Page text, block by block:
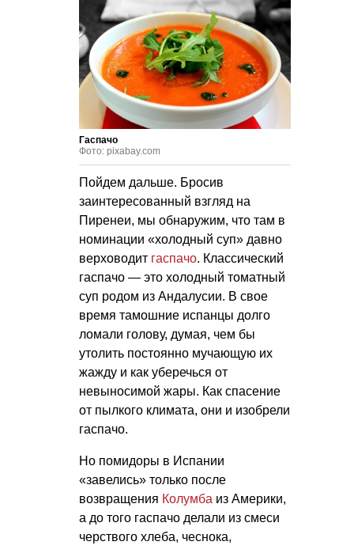
Гаспачо
Фото: pixabay.com
Пойдем дальше. Бросив
заинтересованный взгляд на
Пиренеи, мы обнаружим, что там в
номинации «холодный суп» давно
верховодит гаспачо. Классический
гаспачо — это холодный томатный
суп родом из Андалусии. В свое
время тамошние испанцы долго
ломали голову, думая, чем бы
утолить постоянно мучающую их
жажду и как уберечься от
невыносимой жары. Как спасение
от пылкого климата, они и изобрели
гаспачо.
Но помидоры в Испании
«завелись» только после
возвращения Колумба из Америки,
а до того гаспачо делали из смеси
черствого хлеба, чеснока,